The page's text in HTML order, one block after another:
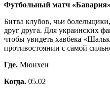
Футбольный матч
Битва клубов, чьи
друг друга. Для украинских
чтобы увидеть хавбека
противостоянии с самой
Где. Мюнхен
Когда. 05.02